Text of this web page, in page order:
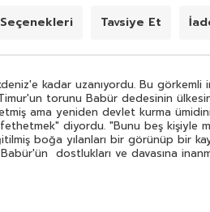
Tavsiye Et
kadar uzanıyordu. Bu
torunu Babür dedesinin
ama yeniden devlet kurma
diyordu. "Bunu beş kişiyle
boğa yılanları bir görünüp bir
dostlukları ve davasına